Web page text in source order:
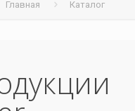
Главная Каталог